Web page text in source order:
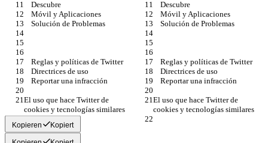
El uso que hace Twitter de
El uso que hace Twitter de
Kopieren Kopiert